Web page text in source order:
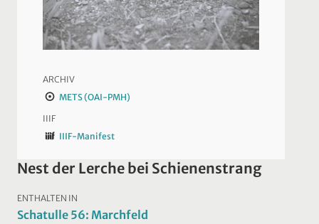
ARCHIV
METS (OAI-PMH)
IIIF
IIIF-Manifest
Nest der Lerche bei Schienenstrang
ENTHALTEN IN
Schatulle 56: Marchfeld